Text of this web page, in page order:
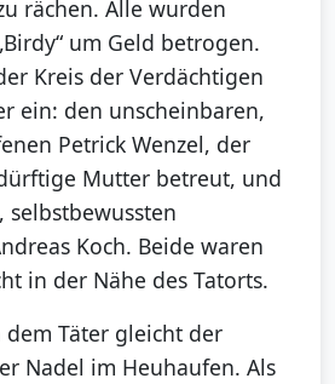
rächen. Alle wurden
um Geld betrogen.
Kreis der Verdächtigen
ein: den unscheinbaren,
Petrick Wenzel, der
Mutter betreut, und
Koch. Beide waren
in der Nähe des Tatorts.
dem Täter gleicht der
Nadel im Heuhaufen. Als